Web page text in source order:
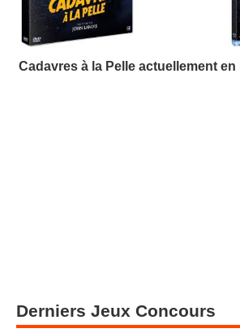
Cadavres à la Pelle actuellement en
Derniers Jeux Concours